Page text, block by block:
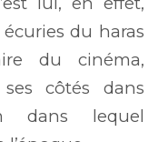
du haras
du cinéma,
côtés dans
dans lequel